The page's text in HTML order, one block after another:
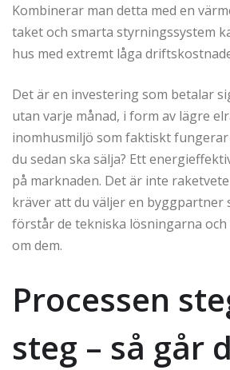
Kombinerar man detta med en
taket och smarta styrningssystem
hus med extremt låga
Det är en investering som betalar
utan varje månad, i form av lägre
inomhusmiljö som faktiskt
du sedan ska sälja? Ett
på marknaden. Det är inte
kräver att du väljer en byggpartner
förstår de tekniska lösningarna
om dem.
Processen
steg – så går